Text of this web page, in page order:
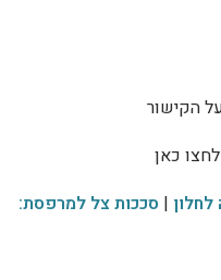
הקישור
לחצו כאן
| סככות צל למרפסת: